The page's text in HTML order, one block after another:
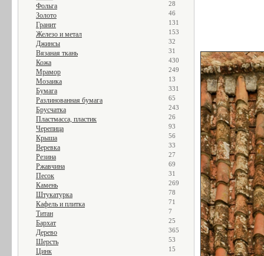
Фольга 28
Золото 46
Гранит 131
Железо и метал 153
Джинсы 32
Вязаная ткань 31
Кожа 430
Мрамор 249
Мозаика 13
Бумага 331
Разлинованная бумага 65
Брусчатка 243
Пластмасса, пластик 26
Черепица 93
Крыша 56
Веревка 33
Резина 27
Ржавчина 69
Песок 31
Камень 269
Штукатурка 78
Кафель и плитка 71
Титан 7
Бархат 25
Дерево 365
Шерсть 53
Цинк 15